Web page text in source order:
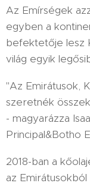
Az Emírségek
egyben a
befektetője lesz
világ egyik
"Az Emirátusok,
szeretnék
- magyarázza
Principal&Botho
2018-ban a
az